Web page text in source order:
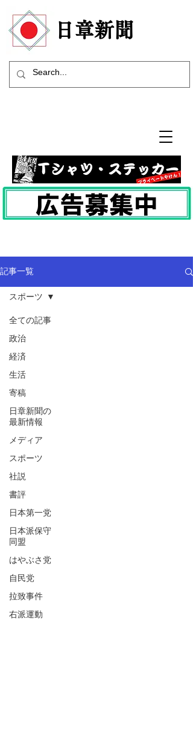
​日章新聞
記事一覧
全ての記事
政治
経済
生活
寄稿
日章新聞の
最新情報
メディア
スポーツ
社説
書評
日本第一党
日本派保守
同盟
はやぶさ党
自民党
拉致事件
右派運動
スポーツ